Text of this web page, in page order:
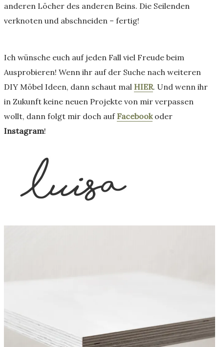
anderen Löcher des anderen Beins. Die Seilenden
verknoten und abschneiden – fertig!
Ich wünsche euch auf jeden Fall viel Freude beim
Ausprobieren! Wenn ihr auf der Suche nach weiteren
DIY Möbel Ideen, dann schaut mal HIER. Und wenn ihr
in Zukunft keine neuen Projekte von mir verpassen
wollt, dann folgt mir doch auf Facebookoder
Instagram!